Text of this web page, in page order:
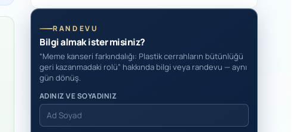
RANDEVU
Bilgi almak ister misiniz?
“Meme kanseri farkındalığı: Plastik cerrahların bütünlüğü
geri kazanmadaki rolü” hakkında bilgi veya randevu — aynı
gün dönüş.
ADINIZ VE SOYADINIZ